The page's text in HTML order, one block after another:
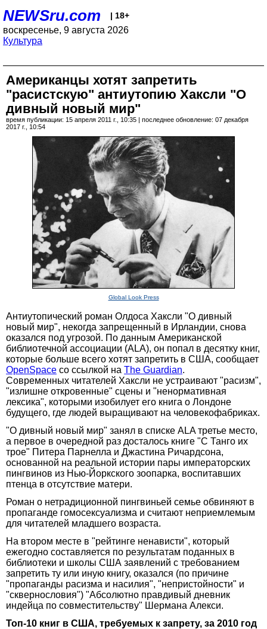
NEWSru.com | 18+
воскресенье, 9 августа 2026
Культура
Американцы хотят запретить
"расистскую" антиутопию Хаксли "О
дивный новый мир"
время публикации: 15 апреля 2011 г., 10:35 | последнее обновление: 07 декабря
2017 г., 10:54
Global Look Press
Антиутопический роман Олдоса Хаксли "О дивный
новый мир", некогда запрещенный в Ирландии, снова
оказался под угрозой. По данным Американской
библиотечной ассоциации (ALA), он попал в десятку книг,
которые больше всего хотят запретить в США, сообщает
OpenSpace со ссылкой на The Guardian.
Современных читателей Хаксли не устраивают "расизм",
"излишне откровенные" сцены и "ненормативная
лексика", которыми изобилует его книга о Лондоне
будущего, где людей выращивают на человекофабриках.
"О дивный новый мир" занял в списке ALA третье место,
а первое в очередной раз досталось книге "С Танго их
трое" Питера Парнелла и Джастина Ричардсона,
основанной на реальной истории пары императорских
пингвинов из Нью-Йоркского зоопарка, воспитавших
птенца в отсутствие матери.
Роман о нетрадиционной пингвиньей семье обвиняют в
пропаганде гомосексуализма и считают неприемлемым
для читателей младшего возраста.
На втором месте в "рейтинге ненависти", который
ежегодно составляется по результатам поданных в
библиотеки и школы США заявлений с требованием
запретить ту или иную книгу, оказался (по причине
"пропаганды расизма и насилия", "непристойности" и
"сквернословия") "Абсолютно правдивый дневник
индейца по совместительству" Шермана Алекси.
Топ-10 книг в США, требуемых к запрету, за 2010 год